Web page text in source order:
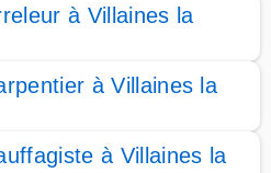
à Villaines la
à Villaines la
à Villaines la